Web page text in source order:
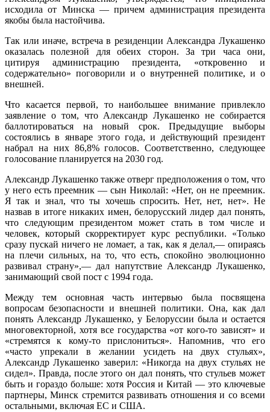
исходила от Минска — причем администрация президента
якобы была настойчива.
Так или иначе, встреча в резиденции Александра Лукашенко
оказалась полезной для обеих сторон. За три часа они,
цитируя администрацию президента, «откровенно и
содержательно» поговорили и о внутренней политике, и о
внешней.
Что касается первой, то наибольшее внимание привлекло
заявление о том, что Александр Лукашенко не собирается
баллотироваться на новый срок. Предыдущие выборы
состоялись в январе этого года, и действующий президент
набрал на них 86,8% голосов. Соответственно, следующее
голосование планируется на 2030 год.
Александр Лукашенко также отверг предположения о том, что
у него есть преемник — сын Николай: «Нет, он не преемник.
Я так и знал, что ты хочешь спросить. Нет, нет, нет». Не
назвав в итоге никаких имен, белорусский лидер дал понять,
что следующим президентом может стать в том числе и
человек, который скорректирует курс республики. «Только
сразу пускай ничего не ломает, а так, как я делал,— опираясь
на плечи сильных, на то, что есть, спокойно эволюционно
развивал страну»,— дал напутствие Александр Лукашенко,
занимающий свой пост с 1994 года.
Между тем основная часть интервью была посвящена
вопросам безопасности и внешней политики. Она, как дал
понять Александр Лукашенко, у Белоруссии была и остается
многовекторной, хотя все государства «от кого-то зависят» и
«стремятся к кому-то прислониться». Напомнив, что его
«часто упрекали в желании усидеть на двух стульях»,
Александр Лукашенко заверил: «Никогда на двух стульях не
сидел». Правда, после этого он дал понять, что стульев может
быть и гораздо больше: хотя Россия и Китай — это ключевые
партнеры, Минск стремится развивать отношения и со всеми
остальными, включая ЕС и США.